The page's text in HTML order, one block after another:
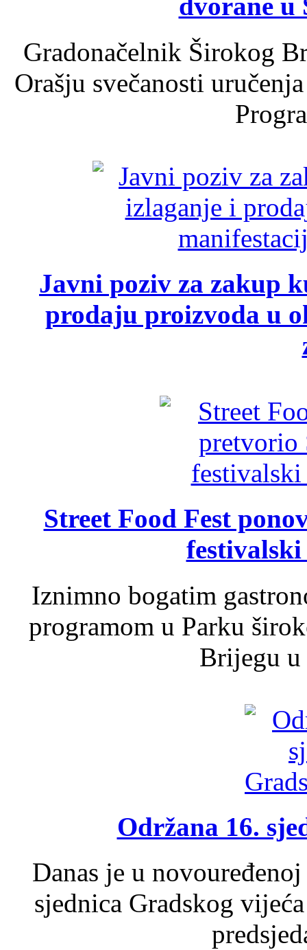
dvorane u
Gradonačelnik Širokog
Orašju svečanosti
Javni poziv za zakup
prodaju proizvoda u
Street Food Fest
Iznimno bogatim
programom u Parku
Brijegu u
Održana 16.
Danas je u
sjednica Gradskog